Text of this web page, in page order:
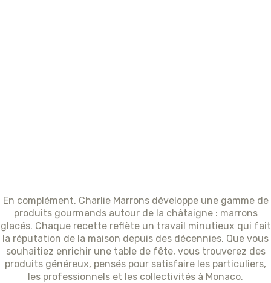
En complément, Charlie Marrons développe une gamme de
produits gourmands autour de la châtaigne : marrons
glacés. Chaque recette reflète un travail minutieux qui fait
la réputation de la maison depuis des décennies. Que vous
souhaitiez enrichir une table de fête, vous trouverez des
produits généreux, pensés pour satisfaire les particuliers,
les professionnels et les collectivités à Monaco.